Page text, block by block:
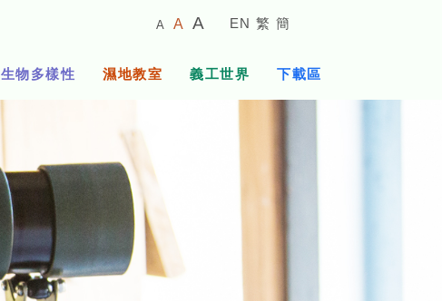
A
較
A
預
字
體
A
的
EN 繁 簡
生物多樣性 濕地教室 義工世界 下載區